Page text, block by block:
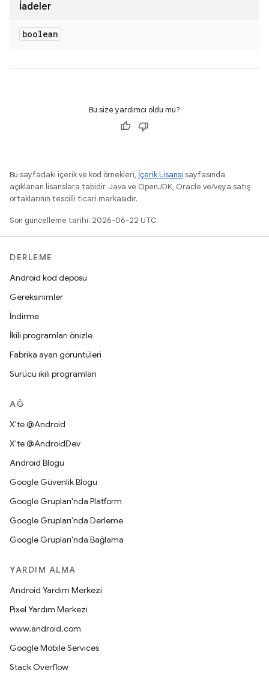
İadeler
boolean
Bu size yardımcı oldu mu?
Bu sayfadaki içerik ve kod örnekleri, İçerik Lisansı sayfasında
açıklanan lisanslara tabidir. Java ve OpenJDK, Oracle ve/veya satış
ortaklarının tescilli ticari markasıdır.
Son güncelleme tarihi: 2026-06-22 UTC.
DERLEME
Android kod deposu
Gereksinimler
İndirme
İkili programları önizle
Fabrika ayarı görüntüleri
Sürücü ikili programları
AĞ
X'te @Android
X'te @AndroidDev
Android Blogu
Google Güvenlik Blogu
Google Grupları'nda Platform
Google Grupları'nda Derleme
Google Grupları'nda Bağlama
YARDIM ALMA
Android Yardım Merkezi
Pixel Yardım Merkezi
www.android.com
Google Mobile Services
Stack Overflow